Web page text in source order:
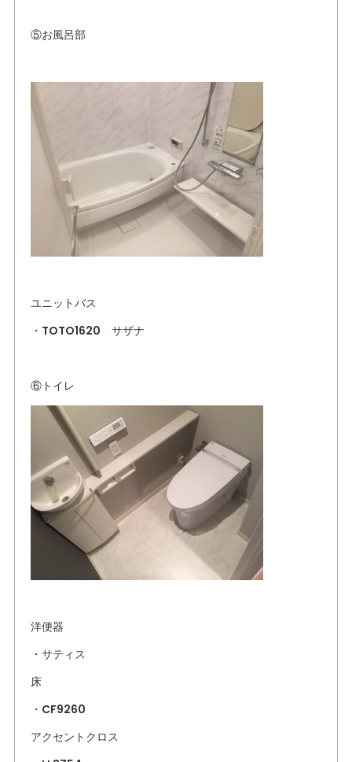
⑤お風呂部
ユニットバス
・TOTO1620 サザナ
⑥トイレ
洋便器
・サティス
床
・CF9260
アクセントクロス